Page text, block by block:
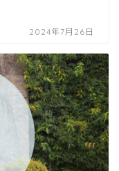
2024年7月26日